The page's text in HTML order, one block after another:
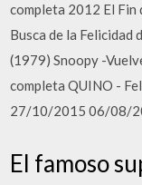
completa 2012 El Fin
Busca de la Felicidad
(1979) Snoopy -
completa QUINO -
27/10/2015 06/08/
El famoso